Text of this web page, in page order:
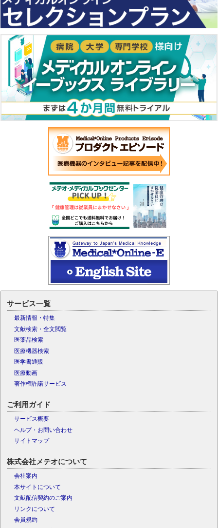
サービス一覧
最新情報・特集
文献検索・全文閲覧
医薬品検索
医療機器検索
医学書通販
医療動画
著作権許諾サービス
ご利用ガイド
サービス概要
ヘルプ・お問い合わせ
サイトマップ
株式会社メテオについて
会社案内
本サイトについて
文献配信契約のご案内
リンクについて
会員規約